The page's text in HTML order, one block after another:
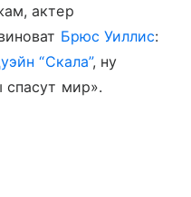
актер
Брюс Уиллис:
“Скала”, ну
спасут мир».